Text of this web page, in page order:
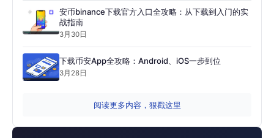
安币binance下载官方入口全攻略：从下载到入门的实
战指南
3月30日
下载币安App全攻略：Android、iOS一步到位
3月28日
阅读更多内容，狠戳这里